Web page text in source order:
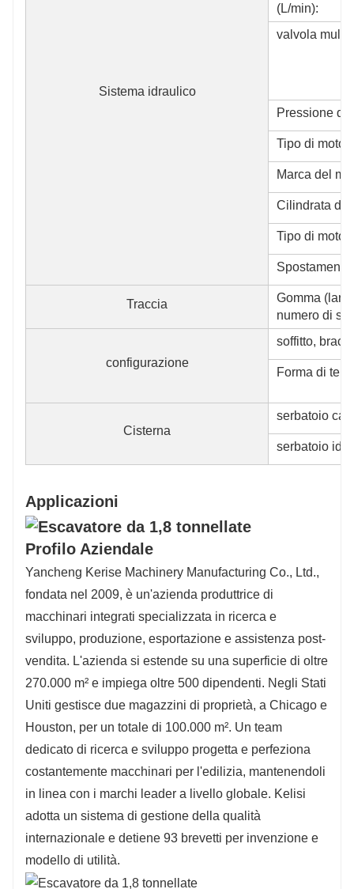
Sistema idraulico
(L/min):
valvola
Pressione di
Tipo di
Marca del
Cilindrata del
Tipo di
Spostamento:
Traccia
Gomma
numero di
configurazione
soffitto,
Forma di
Cisterna
serbatoio
serbatoio
Applicazioni
Profilo Aziendale
Yancheng Kerise Machinery Manufacturing Co., Ltd.,
fondata nel 2009, è un'azienda produttrice di
macchinari integrati specializzata in ricerca e
sviluppo, produzione, esportazione e assistenza post-
vendita. L'azienda si estende su una superficie di oltre
270.000 m² e impiega oltre 500 dipendenti. Negli Stati
Uniti gestisce due magazzini di proprietà, a Chicago e
Houston, per un totale di 100.000 m². Un team
dedicato di ricerca e sviluppo progetta e perfeziona
costantemente macchinari per l'edilizia, mantenendoli
in linea con i marchi leader a livello globale. Kelisi
adotta un sistema di gestione della qualità
internazionale e detiene 93 brevetti per invenzione e
modello di utilità.